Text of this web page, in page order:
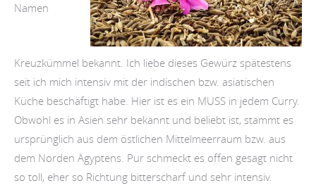
Namen
Kreuzkümmel bekannt. Ich liebe dieses Gewürz spätestens
seit ich mich intensiv mit der indischen bzw. asiatischen
Küche beschäftigt habe. Hier ist es ein MUSS in jedem Curry.
Obwohl es in Asien sehr bekannt und beliebt ist, stammt es
ursprünglich aus dem östlichen Mittelmeerraum bzw. aus
dem Norden Ägyptens. Pur schmeckt es offen gesagt nicht
so toll, eher so Richtung bitterscharf und sehr intensiv.